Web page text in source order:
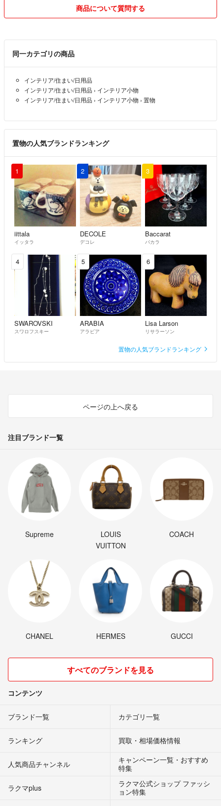
商品について質問する
同一カテゴリの商品
インテリア/住まい/日用品
インテリア/住まい/日用品 › インテリア小物
インテリア/住まい/日用品 › インテリア小物 › 置物
置物の人気ブランドランキング
1
iittala
イッタラ
2
DECOLE
デコレ
3
Baccarat
バカラ
4
SWAROVSKI
スワロフスキー
5
ARABIA
アラビア
6
Lisa Larson
リサラーソン
置物の人気ブランドランキング
ページの上へ戻る
注目ブランド一覧
Supreme
LOUIS
VUITTON
COACH
CHANEL HERMES GUCCI
すべてのブランドを見る
コンテンツ
ブランド一覧 カテゴリ一覧
ランキング 買取・相場価格情報
人気商品チャンネル
キャンペーン一覧・おすすめ
特集
ラクマplus
ラクマ公式ショップ ファッシ
ョン特集